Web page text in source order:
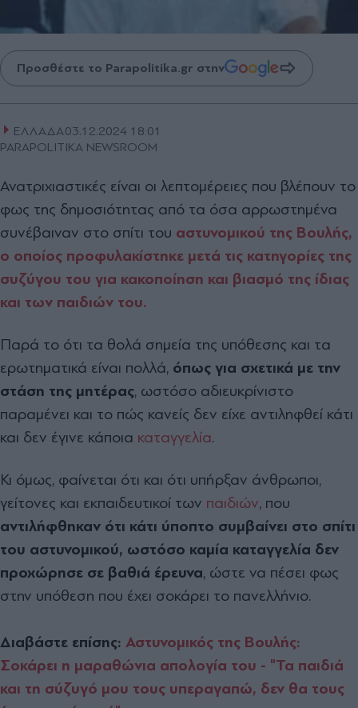
Προσθέστε το Parapolitika.gr στην
ΕΛΛΑΔΑ03.12.2024 18:01
PARAPOLITIKA NEWSROOM
Ανατριχιαστικές είναι οι λεπτομέρειες που βλέπουν το
φως της δημοσιότητας από τα όσα αρρωστημένα
συνέβαιναν στο σπίτι του αστυνομικού της Βουλής,
ο οποίος προφυλακίστηκε μετά τις κατηγορίες της
συζύγου του για κακοποίηση και βιασμό της ίδιας
και των παιδιών του.
Παρά το ότι τα θολά σημεία της υπόθεσης και τα
ερωτηματικά είναι πολλά, όπως για σχετικά με την
στάση της μητέρας, ωστόσο αδιευκρίνιστο
παραμένει και το πώς κανείς δεν είχε αντιληφθεί κάτι
και δεν έγινε κάποια καταγγελία.
Κι όμως, φαίνεται ότι και ότι υπήρξαν άνθρωποι,
γείτονες και εκπαιδευτικοί των παιδιών, που
αντιλήφθηκαν ότι κάτι ύποπτο συμβαίνει στο σπίτι
του αστυνομικού, ωστόσο καμία καταγγελία δεν
προχώρησε σε βαθιά έρευνα, ώστε να πέσει φως
στην υπόθεση που έχει σοκάρει το πανελλήνιο.
Διαβάστε επίσης: Αστυνομικός της Βουλής:
Σοκάρει η μαραθώνια απολογία του - "Τα παιδιά
και τη σύζυγό μου τους υπεραγαπώ, δεν θα τους